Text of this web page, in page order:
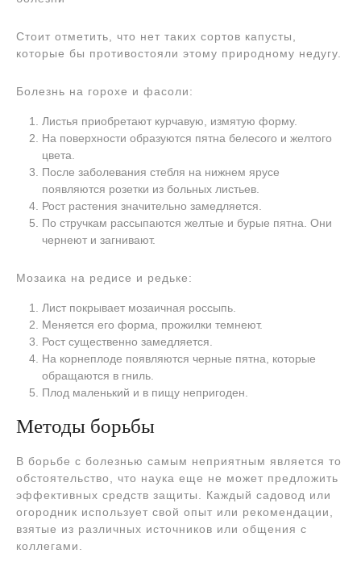
Стоит отметить, что нет таких сортов капусты,
которые бы противостояли этому природному недугу.
Болезнь на горохе и фасоли:
Листья приобретают курчавую, измятую форму.
На поверхности образуются пятна белесого и желтого
цвета.
После заболевания стебля на нижнем ярусе
появляются розетки из больных листьев.
Рост растения значительно замедляется.
По стручкам рассыпаются желтые и бурые пятна. Они
чернеют и загнивают.
Мозаика на редисе и редьке:
Лист покрывает мозаичная россыпь.
Меняется его форма, прожилки темнеют.
Рост существенно замедляется.
На корнеплоде появляются черные пятна, которые
обращаются в гниль.
Плод маленький и в пищу непригоден.
Методы борьбы
В борьбе с болезнью самым неприятным является то
обстоятельство, что наука еще не может предложить
эффективных средств защиты. Каждый садовод или
огородник использует свой опыт или рекомендации,
взятые из различных источников или общения с
коллегами.